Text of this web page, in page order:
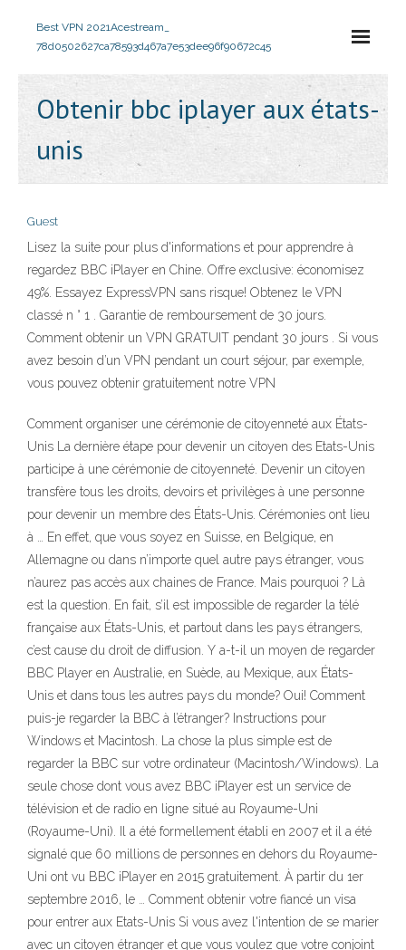
Best VPN 2021Acestream_
78d0502627ca78593d467a7e53dee96f90672c45
Obtenir bbc iplayer aux états-
unis
Guest
Lisez la suite pour plus d'informations et pour apprendre à
regardez BBC iPlayer en Chine. Offre exclusive: économisez
49%. Essayez ExpressVPN sans risque! Obtenez le VPN
classé n ° 1 . Garantie de remboursement de 30 jours.
Comment obtenir un VPN GRATUIT pendant 30 jours . Si vous
avez besoin d’un VPN pendant un court séjour, par exemple,
vous pouvez obtenir gratuitement notre VPN
Comment organiser une cérémonie de citoyenneté aux États-
Unis La dernière étape pour devenir un citoyen des Etats-Unis
participe à une cérémonie de citoyenneté. Devenir un citoyen
transfère tous les droits, devoirs et privilèges à une personne
pour devenir un membre des États-Unis. Cérémonies ont lieu
à … En effet, que vous soyez en Suisse, en Belgique, en
Allemagne ou dans n’importe quel autre pays étranger, vous
n’aurez pas accès aux chaines de France. Mais pourquoi ? Là
est la question. En fait, s’il est impossible de regarder la télé
française aux États-Unis, et partout dans les pays étrangers,
c’est cause du droit de diffusion. Y a-t-il un moyen de regarder
BBC Player en Australie, en Suède, au Mexique, aux États-
Unis et dans tous les autres pays du monde? Oui! Comment
puis-je regarder la BBC à l’étranger? Instructions pour
Windows et Macintosh. La chose la plus simple est de
regarder la BBC sur votre ordinateur (Macintosh/Windows). La
seule chose dont vous avez BBC iPlayer est un service de
télévision et de radio en ligne situé au Royaume-Uni
(Royaume-Uni). Il a été formellement établi en 2007 et il a été
signalé que 60 millions de personnes en dehors du Royaume-
Uni ont vu BBC iPlayer en 2015 gratuitement. À partir du 1er
septembre 2016, le … Comment obtenir votre fiancé un visa
pour entrer aux Etats-Unis Si vous avez l'intention de se marier
avec un citoyen étranger et que vous voulez que votre conjoint